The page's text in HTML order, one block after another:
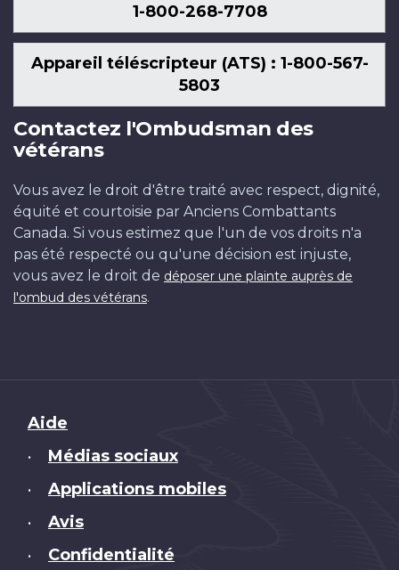
1-800-268-7708
Appareil téléscripteur (ATS) : 1-800-567-
5803
Contactez l'Ombudsman des
vétérans
Vous avez le droit d'être traité avec respect, dignité,
équité et courtoisie par Anciens Combattants
Canada. Si vous estimez que l'un de vos droits n'a
pas été respecté ou qu'une décision est injuste,
vous avez le droit de déposer une plainte auprès de
l'ombud des vétérans.
Brand
Aide
• Médias sociaux
• Applications mobiles
• Avis
• Confidentialité